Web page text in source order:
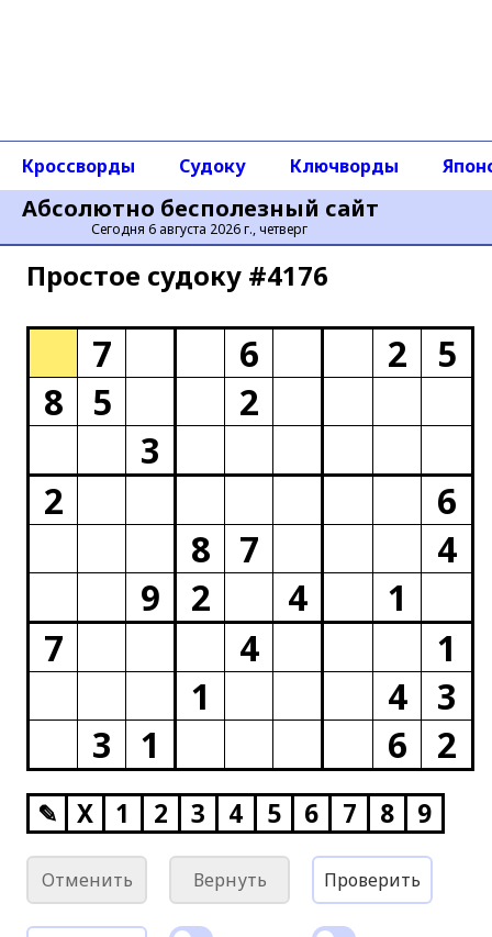
Абсолютно бесполезный сайт
Сегодня 6 августа 2026 г., четверг
Кроссворды Судоку Ключворды
Простое cудоку #4176
7 6 2
5
8
5
2
3
2
6
8
7
4
9
2 4
1
7
4
1
1
4
3
3
1 6 2
✎ X 1 2 3 4 5 6 7 8 9
Отменить Вернуть Проверить